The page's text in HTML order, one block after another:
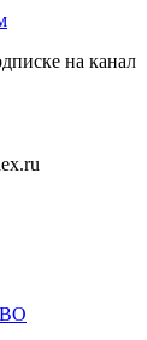
на канал